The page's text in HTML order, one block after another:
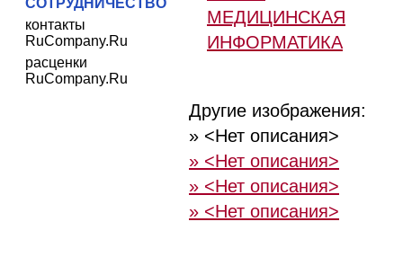
СОТРУДНИЧЕСТВО
контакты
RuCompany.Ru
расценки
RuCompany.Ru
МЕДИЦИНСКАЯ
ИНФОРМАТИКА
Другие изображения:
» <Нет описания>
» <Нет описания>
» <Нет описания>
» <Нет описания>